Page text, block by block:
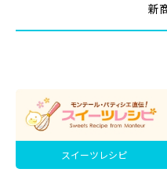
新
スイーツレシピ